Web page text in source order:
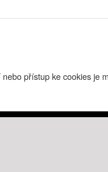
přístup ke cookies je